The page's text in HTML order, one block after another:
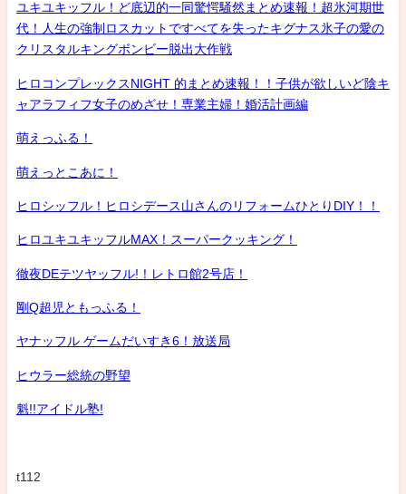
ユキユキッフル！ど底辺的一同驚愕騒然まとめ速報！超氷河期世
代！人生の強制ロスカットですべてを失ったキグナス氷子の愛の
クリスタルキングボンビー脱出大作戦
ヒロコンプレックスNIGHT 的まとめ速報！！子供が欲しいど陰キ
ャアラフィフ女子のめざせ！専業主婦！婚活計画編
萌えっふる！
萌えっとこあに！
ヒロシッフル！ヒロシデース山さんのリフォームひとりDIY！！
ヒロユキユキッフルMAX！スーパークッキング！
徹夜DEテツヤッフル!！レトロ館2号店！
剛Q超児ともっふる！
ヤナッフル ゲームだいすき6！放送局
ヒウラー総統の野望
魁!!アイドル塾!
t112